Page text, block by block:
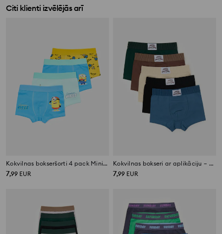
Citi klienti izvēlējās arī
Kokvilnas bokseršorti 4 pack Minions
7,99 EUR
Kokvilnas bokseri ar aplikāciju – 5 gab. komplekts
7,99 EUR